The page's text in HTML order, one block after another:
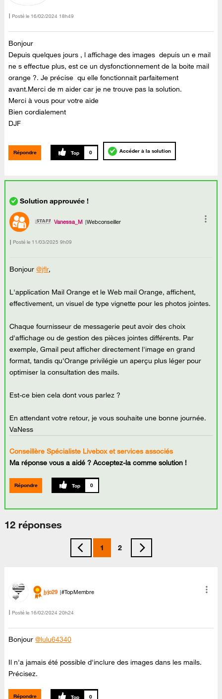
Posté le ‎16/02/2024 18h49
Bonjour
Depuis quelques jours , l affichage des images depuis un e mail
ne s effectue plus, est ce un dysfonctionnement de la boite mail
orange ?. Je précise qu elle fonctionnait parfaitement
avant.Merci de m aider car je ne trouve pas la solution.
Merci à vous pour votre aide
Bien cordialement
DJF
Répondre 0 Accéder à la solution
Vanessa_M Webconseiller
Posté le ‎11/03/2025 9h09
Bonjour@jflr,
L'application Mail Orange et le Web mail Orange, affichent,
effectivement, un visuel de type vignette pour les photos jointes.
Chaque fournisseur de messagerie peut avoir des choix
d'affichage ou de gestion des pièces jointes différents. Par
exemple, Gmail peut afficher directement l'image en grand
format, tandis qu'Orange privilégie un aperçu plus léger pour
optimiser la consultation des mails.
Est-ce bien cela dont vous parlez ?
En attendant votre retour, je vous souhaite une bonne journée.
VaNess
Conseillère Spécialiste Livebox et services associés
Ma réponse vous a aidé ? Acceptez-la comme solution !
Répondre 0
12 réponses
1 2
jyjo29 #TopMembre
Posté le ‎16/02/2024 20h24
Bonjour@lulu64340
Il n'a jamais été possible d'inclure des images dans les mails.
Précisez.
Répondre 0